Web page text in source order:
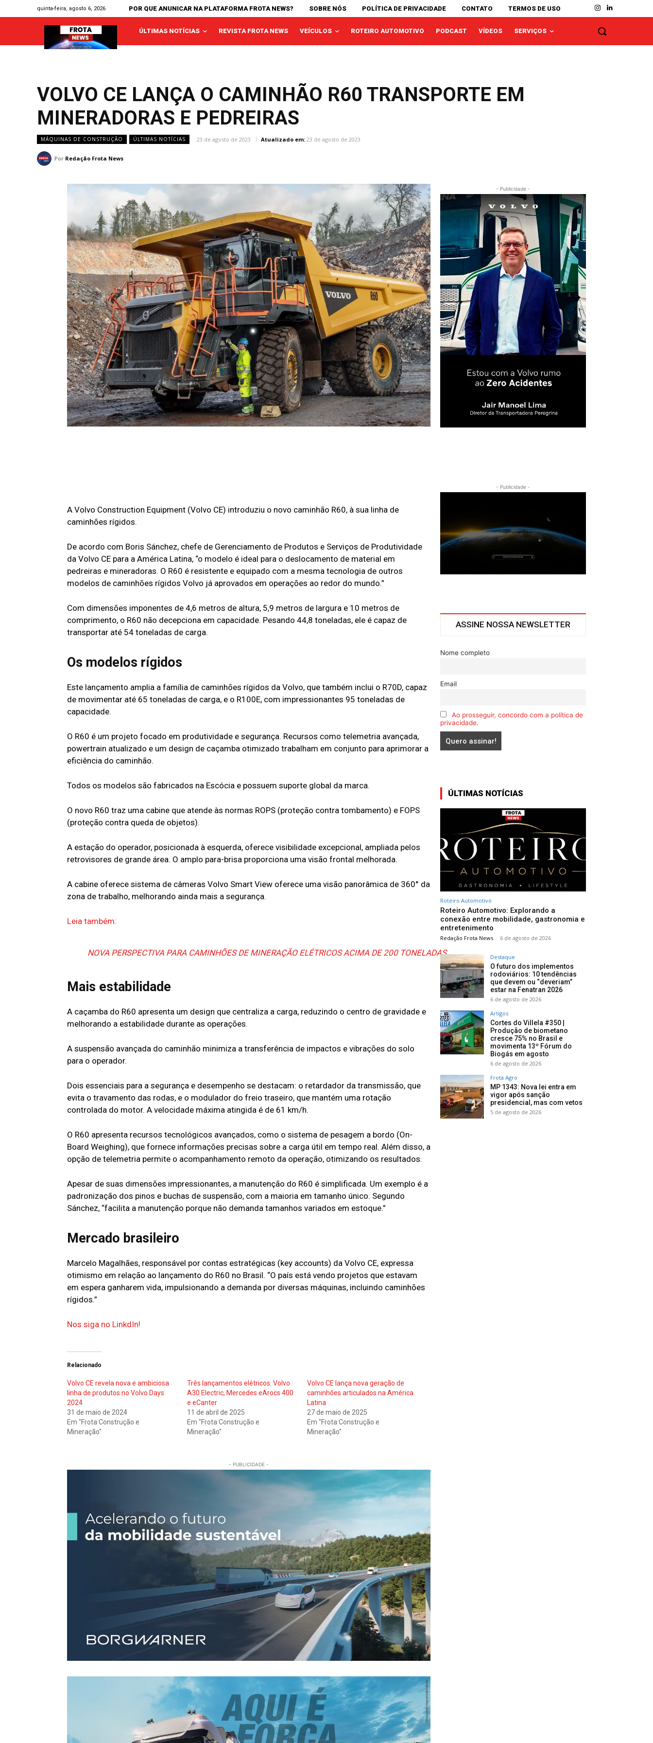
quinta-feira, agosto 6, 2026 POR QUE ANUNICAR NA PLATAFORMA FROTA NEWS? SOBRE NÓS POLÍTICA DE PRIVACIDADE CONTATO TERMOS DE USO
ÚLTIMAS NOTÍCIAS REVISTA FROTA NEWS VEÍCULOS ROTEIRO AUTOMOTIVO PODCAST VÍDEOS SERVIÇOS
VOLVO CE LANÇA O CAMINHÃO R60 TRANSPORTE EM
MINERADORAS E PEDREIRAS
MÁQUINAS DE CONSTRUÇÃO ÚLTIMAS NOTÍCIAS 23 de agosto de 2023 Atualizado em: 23 de agosto de 2023
Por Redação Frota News
A Volvo Construction Equipment (Volvo CE) introduziu o novo caminhão R60, à sua linha de
caminhões rígidos.
De acordo com Boris Sánchez, chefe de Gerenciamento de Produtos e Serviços de Produtividade
da Volvo CE para a América Latina, “o modelo é ideal para o deslocamento de material em
pedreiras e mineradoras. O R60 é resistente e equipado com a mesma tecnologia de outros
modelos de caminhões rígidos Volvo já aprovados em operações ao redor do mundo.”
Com dimensões imponentes de 4,6 metros de altura, 5,9 metros de largura e 10 metros de
comprimento, o R60 não decepciona em capacidade. Pesando 44,8 toneladas, ele é capaz de
transportar até 54 toneladas de carga.
Os modelos rígidos
Este lançamento amplia a família de caminhões rígidos da Volvo, que também inclui o R70D, capaz
de movimentar até 65 toneladas de carga, e o R100E, com impressionantes 95 toneladas de
capacidade.
O R60 é um projeto focado em produtividade e segurança. Recursos como telemetria avançada,
powertrain atualizado e um design de caçamba otimizado trabalham em conjunto para aprimorar a
eficiência do caminhão.
Todos os modelos são fabricados na Escócia e possuem suporte global da marca.
O novo R60 traz uma cabine que atende às normas ROPS (proteção contra tombamento) e FOPS
(proteção contra queda de objetos).
A estação do operador, posicionada à esquerda, oferece visibilidade excepcional, ampliada pelos
retrovisores de grande área. O amplo para-brisa proporciona uma visão frontal melhorada.
A cabine oferece sistema de câmeras Volvo Smart View oferece uma visão panorâmica de 360° da
zona de trabalho, melhorando ainda mais a segurança.
Leia também:
NOVA PERSPECTIVA PARA CAMINHÕES DE MINERAÇÃO ELÉTRICOS ACIMA DE 200 TONELADAS
Mais estabilidade
A caçamba do R60 apresenta um design que centraliza a carga, reduzindo o centro de gravidade e
melhorando a estabilidade durante as operações.
A suspensão avançada do caminhão minimiza a transferência de impactos e vibrações do solo
para o operador.
Dois essenciais para a segurança e desempenho se destacam: o retardador da transmissão, que
evita o travamento das rodas, e o modulador do freio traseiro, que mantém uma rotação
controlada do motor. A velocidade máxima atingida é de 61 km/h.
O R60 apresenta recursos tecnológicos avançados, como o sistema de pesagem a bordo (On-
Board Weighing), que fornece informações precisas sobre a carga útil em tempo real. Além disso, a
opção de telemetria permite o acompanhamento remoto da operação, otimizando os resultados.
Apesar de suas dimensões impressionantes, a manutenção do R60 é simplificada. Um exemplo é a
padronização dos pinos e buchas de suspensão, com a maioria em tamanho único. Segundo
Sánchez, “facilita a manutenção porque não demanda tamanhos variados em estoque.”
Mercado brasileiro
Marcelo Magalhães, responsável por contas estratégicas (key accounts) da Volvo CE, expressa
otimismo em relação ao lançamento do R60 no Brasil. “O país está vendo projetos que estavam
em espera ganharem vida, impulsionando a demanda por diversas máquinas, incluindo caminhões
rígidos.”
Nos siga no LinkdIn!
Relacionado
Volvo CE revela nova e ambiciosa
linha de produtos no Volvo Days
2024
31 de maio de 2024
Em "Frota Construção e
Mineração"
Três lançamentos elétricos: Volvo
A30 Electric, Mercedes eArocs 400
e eCanter
11 de abril de 2025
Em "Frota Construção e
Mineração"
Volvo CE lança nova geração de
caminhões articulados na América
Latina
27 de maio de 2025
Em "Frota Construção e
Mineração"
- PUBLICIDADE -
- Publicidade -
- Publicidade -
ASSINE NOSSA NEWSLETTER
Nome completo
Email
Ao prosseguir, concordo com a política de
privacidade.
ÚLTIMAS NOTÍCIAS
Roteiro Automotivo
Roteiro Automotivo: Explorando a
conexão entre mobilidade, gastronomia e
entretenimento
Redação Frota News - 6 de agosto de 2026
Destaque
O futuro dos implementos
rodoviários: 10 tendências
que devem ou “deveriam”
estar na Fenatran 2026
6 de agosto de 2026
Artigos
Cortes do Villela #350 |
Produção de biometano
cresce 75% no Brasil e
movimenta 13º Fórum do
Biogás em agosto
6 de agosto de 2026
Frota Agro
MP 1343: Nova lei entra em
vigor após sanção
presidencial, mas com vetos
5 de agosto de 2026